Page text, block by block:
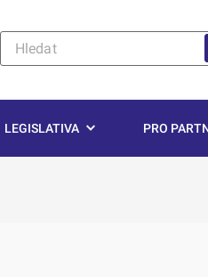
LEGISLATIVA PRO